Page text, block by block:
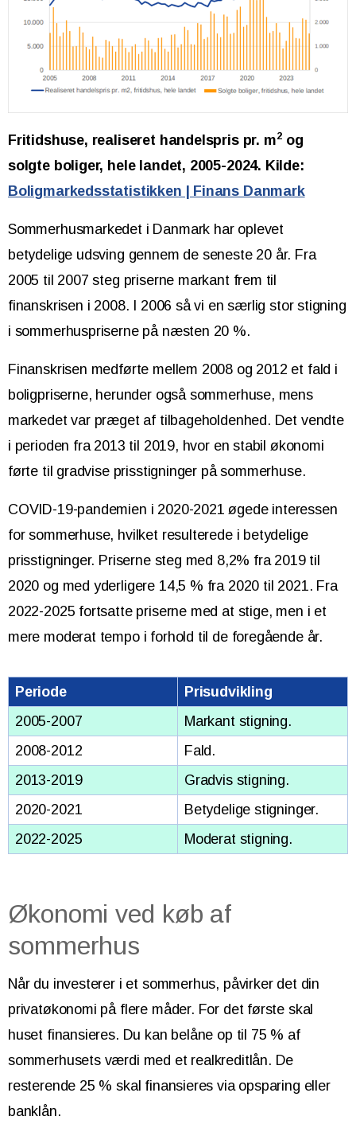
Fritidshuse, realiseret handelspris pr. m2 og
solgte boliger, hele landet, 2005-2024. Kilde:
Boligmarkedsstatistikken | Finans Danmark
Sommerhusmarkedet i Danmark har oplevet
betydelige udsving gennem de seneste 20 år. Fra
2005 til 2007 steg priserne markant frem til
finanskrisen i 2008. I 2006 så vi en særlig stor stigning
i sommerhuspriserne på næsten 20 %.
Finanskrisen medførte mellem 2008 og 2012 et fald i
boligpriserne, herunder også sommerhuse, mens
markedet var præget af tilbageholdenhed. Det vendte
i perioden fra 2013 til 2019, hvor en stabil økonomi
førte til gradvise prisstigninger på sommerhuse.
COVID-19-pandemien i 2020-2021 øgede interessen
for sommerhuse, hvilket resulterede i betydelige
prisstigninger. Priserne steg med 8,2% fra 2019 til
2020 og med yderligere 14,5 % fra 2020 til 2021. Fra
2022-2025 fortsatte priserne med at stige, men i et
mere moderat tempo i forhold til de foregående år.
Periode
Prisudvikling
2005-2007
Markant stigning.
2008-2012
Fald.
2013-2019
Gradvis stigning.
2020-2021
Betydelige stigninger.
2022-2025
Moderat stigning.
Økonomi ved køb af
sommerhus
Når du investerer i et sommerhus, påvirker det din
privatøkonomi på flere måder. For det første skal
huset finansieres. Du kan belåne op til 75 % af
sommerhusets værdi med et realkreditlån. De
resterende 25 % skal finansieres via opsparing eller
banklån.